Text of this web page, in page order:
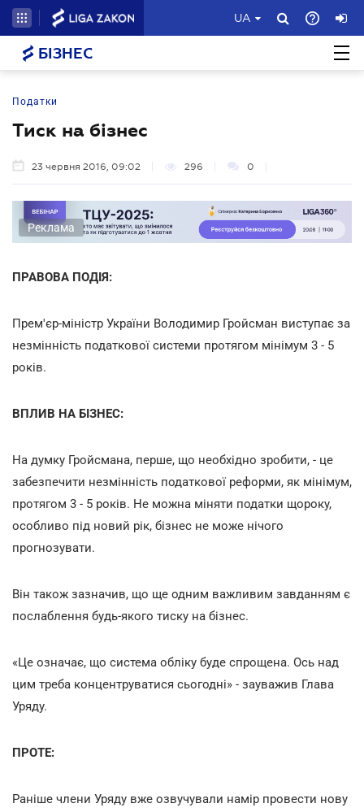
UA
БІЗНЕС
Податки
Тиск на бізнес
23 червня 2016, 09:02 296 0
Реклама
ПРАВОВА ПОДІЯ:
Прем'єр-міністр України Володимир Гройсман виступає за
незмінність податкової системи протягом мінімум 3 - 5
років.
ВПЛИВ НА БІЗНЕС:
На думку Гройсмана, перше, що необхідно зробити, - це
забезпечити незмінність податкової реформи, як мінімум,
протягом 3 - 5 років. Не можна міняти податки щороку,
особливо під новий рік, бізнес не може нічого
прогнозувати.
Він також зазначив, що ще одним важливим завданням є
послаблення будь-якого тиску на бізнес.
«Це означає, що система обліку буде спрощена. Ось над
цим треба концентруватися сьогодні» - зауважив Глава
Уряду.
ПРОТЕ:
Раніше члени Уряду вже озвучували намір провести нову